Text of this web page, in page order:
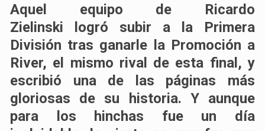
Aquel equipo de Ricardo
Zielinski
logró subir a la Primera
División tras ganarle la Promoción a
River, el mismo rival de esta final, y
escribió una de las páginas más
gloriosas de su historia. Y aunque
para los hinchas fue un día